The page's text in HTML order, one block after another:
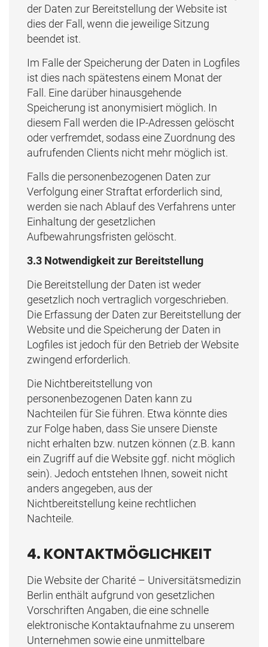
der Daten zur Bereitstellung der Website ist
dies der Fall, wenn die jeweilige Sitzung
beendet ist.
Im Falle der Speicherung der Daten in Logfiles
ist dies nach spätestens einem Monat der
Fall. Eine darüber hinausgehende
Speicherung ist anonymisiert möglich. In
diesem Fall werden die IP-Adressen gelöscht
oder verfremdet, sodass eine Zuordnung des
aufrufenden Clients nicht mehr möglich ist.
Falls die personenbezogenen Daten zur
Verfolgung einer Straftat erforderlich sind,
werden sie nach Ablauf des Verfahrens unter
Einhaltung der gesetzlichen
Aufbewahrungsfristen gelöscht.
3.3 Notwendigkeit zur Bereitstellung
Die Bereitstellung der Daten ist weder
gesetzlich noch vertraglich vorgeschrieben.
Die Erfassung der Daten zur Bereitstellung der
Website und die Speicherung der Daten in
Logfiles ist jedoch für den Betrieb der Website
zwingend erforderlich.
Die Nichtbereitstellung von
personenbezogenen Daten kann zu
Nachteilen für Sie führen. Etwa könnte dies
zur Folge haben, dass Sie unsere Dienste
nicht erhalten bzw. nutzen können (z.B. kann
ein Zugriff auf die Website ggf. nicht möglich
sein). Jedoch entstehen Ihnen, soweit nicht
anders angegeben, aus der
Nichtbereitstellung keine rechtlichen
Nachteile.
4. KONTAKTMÖGLICHKEIT
Die Website der Charité – Universitätsmedizin
Berlin enthält aufgrund von gesetzlichen
Vorschriften Angaben, die eine schnelle
elektronische Kontaktaufnahme zu unserem
Unternehmen sowie eine unmittelbare